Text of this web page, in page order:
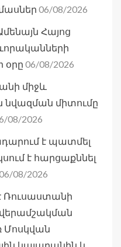
06/08/2026
Հայոց
օրը 06/08/2026
միջև
միտումը
08/2026
է պատմել
է հարցաքննել
08/2026
Ռուսաստանի
Մոսկվան